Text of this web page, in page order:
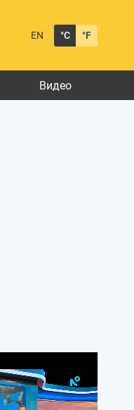
EN °C °F
Видео